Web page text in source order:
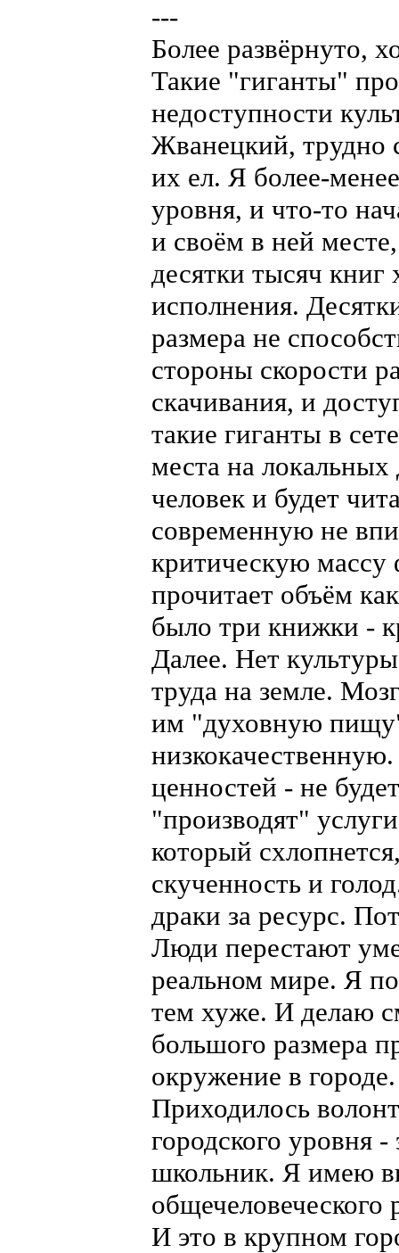
---
Более развёрнуто,
Такие "гиганты"
недоступности
Жванецкий, трудно
их ел. Я более-
уровня, и что-то
и своём в ней
десятки тысяч
исполнения.
размера не
стороны скорости
скачивания, и
такие гиганты в
места на локальных
человек и будет
современную не
критическую массу
прочитает объём
было три книжки -
Далее. Нет
труда на земле.
им "духовную пищу"
ценностей - не
"производят"
который
скученность и
драки за ресурс.
Люди перестают
реальном мире. Я
тем хуже. И делаю
большого размера
окружение в
Приходилось
городского уровня
школьник. Я имею
общечеловеческого
И это в крупном